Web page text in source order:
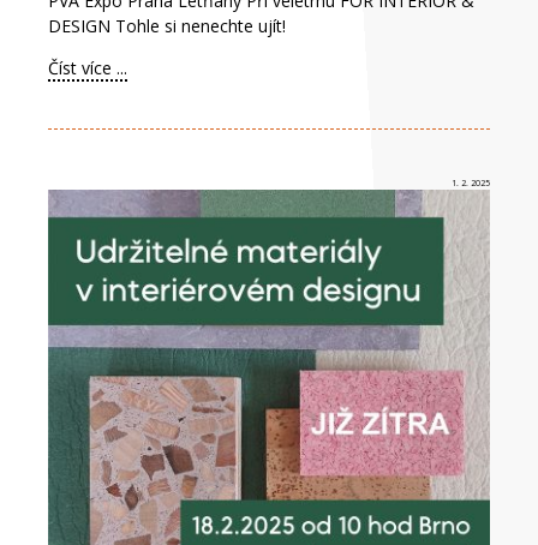
DESIGN Tohle si nenechte ujít!
Číst více ...
1. 2. 2025